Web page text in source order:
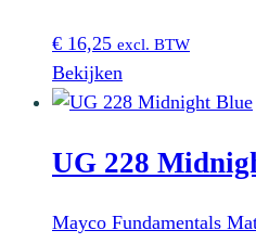
€ 16,25 excl. BTW
Bekijken
UG 228
Mayco Fundamentals